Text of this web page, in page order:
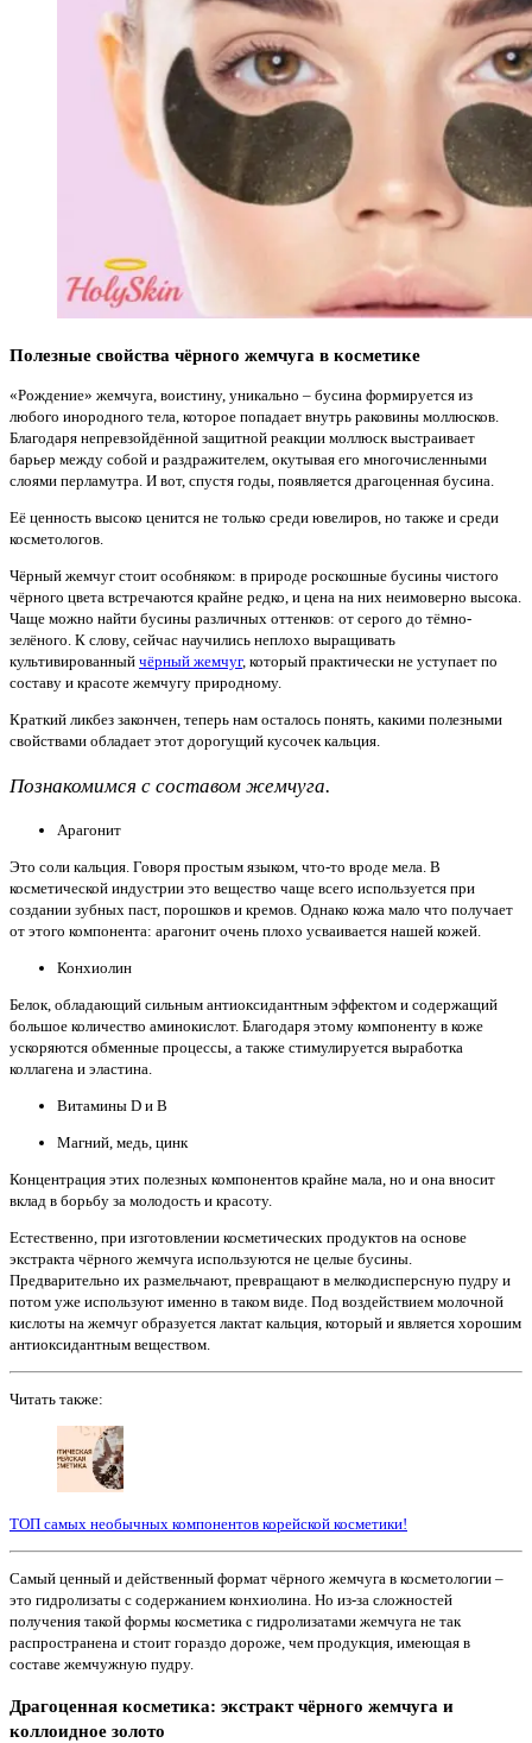
Полезные свойства чёрного жемчуга в косметике
«Рождение» жемчуга, воистину, уникально – бусина формируется из
любого инородного тела, которое попадает внутрь раковины моллюсков.
Благодаря непревзойдённой защитной реакции моллюск выстраивает
барьер между собой и раздражителем, окутывая его многочисленными
слоями перламутра. И вот, спустя годы, появляется драгоценная бусина.
Её ценность высоко ценится не только среди ювелиров, но также и среди
косметологов.
Чёрный жемчуг стоит особняком: в природе роскошные бусины чистого
чёрного цвета встречаются крайне редко, и цена на них неимоверно высока.
Чаще можно найти бусины различных оттенков: от серого до тёмно-
зелёного. К слову, сейчас научились неплохо выращивать
культивированный чёрный жемчуг, который практически не уступает по
составу и красоте жемчугу природному.
Краткий ликбез закончен, теперь нам осталось понять, какими полезными
свойствами обладает этот дорогущий кусочек кальция.
Познакомимся с составом жемчуга.
Арагонит
Это соли кальция. Говоря простым языком, что-то вроде мела. В
косметической индустрии это вещество чаще всего используется при
создании зубных паст, порошков и кремов. Однако кожа мало что получает
от этого компонента: арагонит очень плохо усваивается нашей кожей.
Конхиолин
Белок, обладающий сильным антиоксидантным эффектом и содержащий
большое количество аминокислот. Благодаря этому компоненту в коже
ускоряются обменные процессы, а также стимулируется выработка
коллагена и эластина.
Витамины D и В
Магний, медь, цинк
Концентрация этих полезных компонентов крайне мала, но и она вносит
вклад в борьбу за молодость и красоту.
Естественно, при изготовлении косметических продуктов на основе
экстракта чёрного жемчуга используются не целые бусины.
Предварительно их размельчают, превращают в мелкодисперсную пудру и
потом уже используют именно в таком виде. Под воздействием молочной
кислоты на жемчуг образуется лактат кальция, который и является хорошим
антиоксидантным веществом.
Читать также:
ТОП самых необычных компонентов корейской косметики!
Самый ценный и действенный формат чёрного жемчуга в косметологии –
это гидролизаты с содержанием конхиолина. Но из-за сложностей
получения такой формы косметика с гидролизатами жемчуга не так
распространена и стоит гораздо дороже, чем продукция, имеющая в
составе жемчужную пудру.
Драгоценная косметика: экстракт чёрного жемчуга и
коллоидное золото